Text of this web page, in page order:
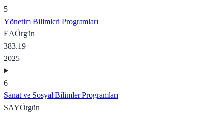
5
Yönetim Bilimleri Programları
EAÖrgün
383.19
2025
6
Sanat ve Sosyal Bilimler Programları
SAYÖrgün